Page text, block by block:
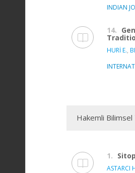
INDIAN
14.
HURİ E.,
Hakemli Bilimsel
1.
ASTARCI